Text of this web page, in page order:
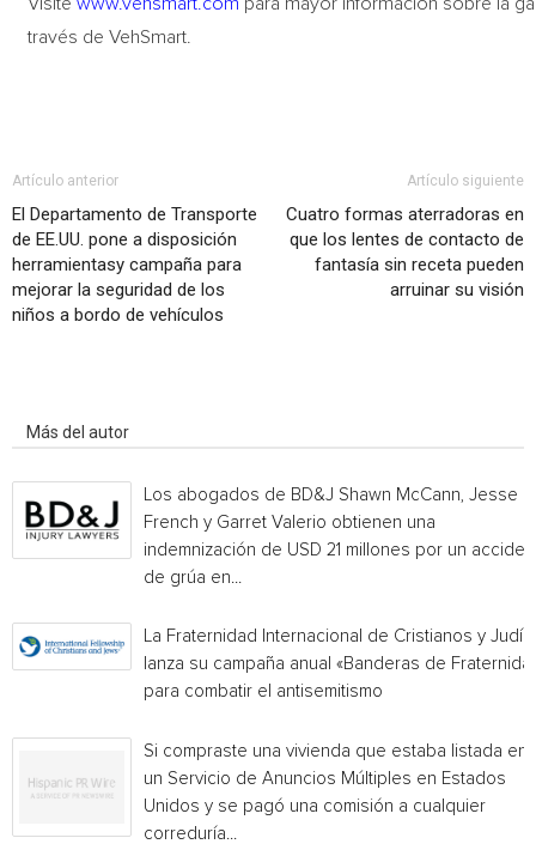
través de VehSmart.
Artículo anterior
El Departamento de Transporte
de EE.UU. pone a disposición
herramientasy campaña para
mejorar la seguridad de los
niños a bordo de vehículos
Artículo siguiente
Cuatro formas aterradoras en
que los lentes de contacto de
fantasía sin receta pueden
arruinar su visión
Más del autor
Los abogados de BD&J Shawn McCann, Jesse
French y Garret Valerio obtienen una
indemnización de USD 21 millones por un
de grúa en...
La Fraternidad Internacional de Cristianos y
lanza su campaña anual «Banderas de
para combatir el antisemitismo
Si compraste una vivienda que estaba listada en
un Servicio de Anuncios Múltiples en Estados
Unidos y se pagó una comisión a cualquier
correduría...